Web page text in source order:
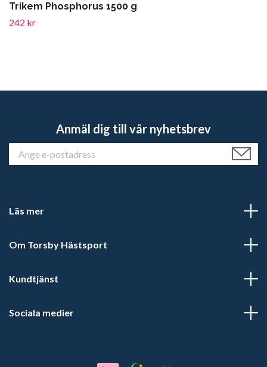
Trikem Phosphorus 1500 g
242 kr
Anmäl dig till vår nyhetsbrev
Läs mer
Om Torsby Hästsport
Kundtjänst
Sociala medier